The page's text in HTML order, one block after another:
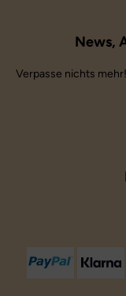
Verpasse nichts